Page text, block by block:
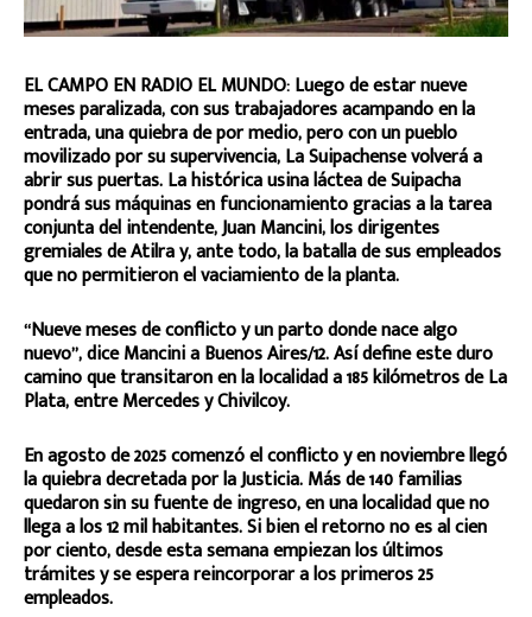
EL CAMPO EN RADIO EL MUNDO: Luego de estar nueve
meses paralizada, con sus trabajadores acampando en la
entrada, una quiebra de por medio, pero con un pueblo
movilizado por su supervivencia, La Suipachense volverá a
abrir sus puertas. La histórica usina láctea de Suipacha
pondrá sus máquinas en funcionamiento gracias a la tarea
conjunta del intendente, Juan Mancini, los dirigentes
gremiales de Atilra y, ante todo, la batalla de sus empleados
que no permitieron el vaciamiento de la planta.
“Nueve meses de conflicto y un parto donde nace algo
nuevo”, dice Mancini a Buenos Aires/12. Así define este duro
camino que transitaron en la localidad a 185 kilómetros de La
Plata, entre Mercedes y Chivilcoy.
En agosto de 2025 comenzó el conflicto y en noviembre llegó
la quiebra decretada por la Justicia. Más de 140 familias
quedaron sin su fuente de ingreso, en una localidad que no
llega a los 12 mil habitantes. Si bien el retorno no es al cien
por ciento, desde esta semana empiezan los últimos
trámites y se espera reincorporar a los primeros 25
empleados.